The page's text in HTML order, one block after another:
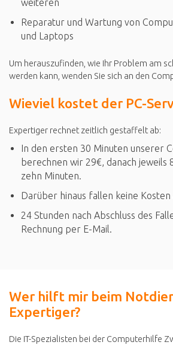
weiteren
Reparatur und Wartung von
und Laptops
Um herauszufinden, wie Ihr Problem am
werden kann, wenden Sie sich an den
Wieviel kostet der PC-
Expertiger rechnet zeitlich gestaffelt ab:
In den ersten 30 Minuten unserer
berechnen wir 29€, danach jeweils
zehn Minuten.
Darüber hinaus fallen keine Kosten
24 Stunden nach Abschluss des
Rechnung per E-Mail.
Wer hilft mir beim
Expertiger?
Die IT-Spezialisten bei der Computerhilfe